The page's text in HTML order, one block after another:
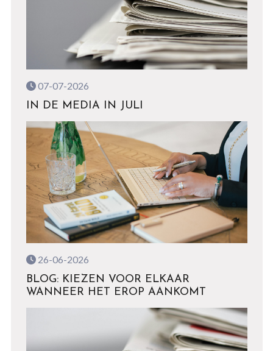
07-07-2026
IN DE MEDIA IN JULI
26-06-2026
BLOG: KIEZEN VOOR ELKAAR
WANNEER HET EROP AANKOMT